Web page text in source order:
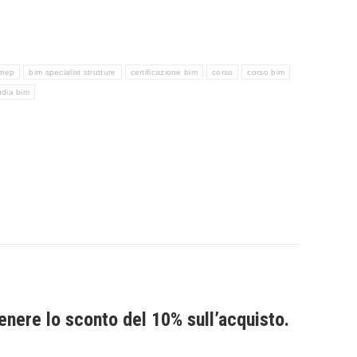
bim specialist strutture certificazione bim corso corso bim
bim
lo sconto del 10% sull’acquisto.